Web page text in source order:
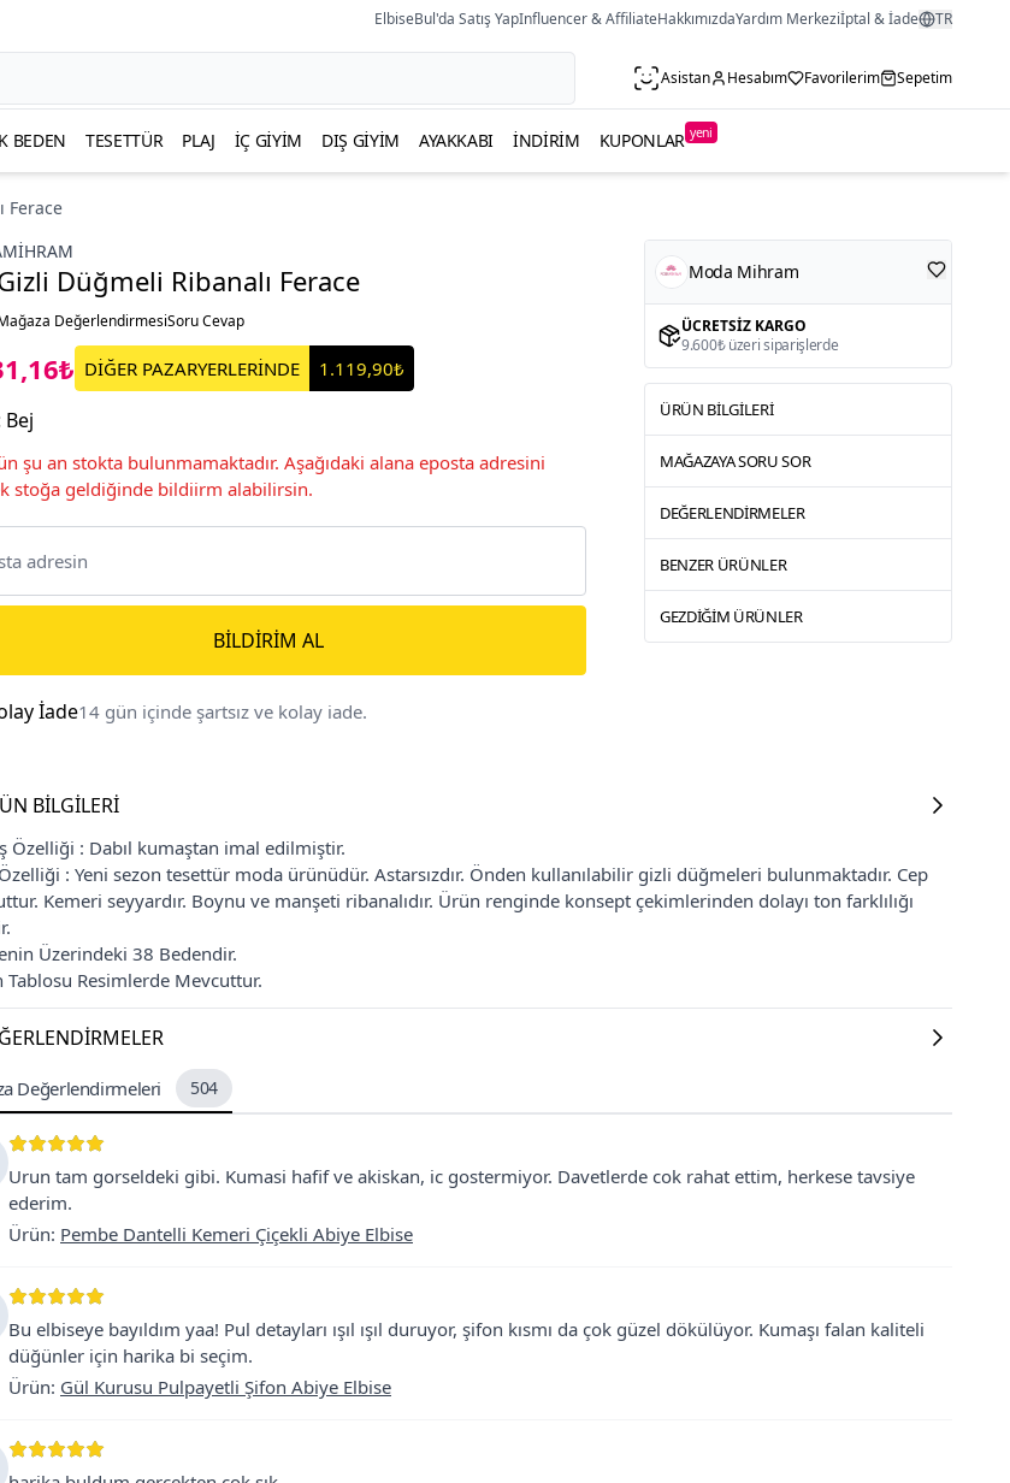
ElbiseBul'da Satış YapInfluencer & AffiliateHakkımızdaYardım Merkeziİptal & İade TR
Asistan Hesabım Favorilerim Sepetim
BEDEN TESETTÜR PLAJ İÇ GIYIM DIŞ GIYIM AYAKKABI İNDIRIM KUPONLAR yeni
Ferace
Düğmeli Ribanalı Ferace
DeğerlendirmesiSoru Cevap
DİĞER PAZARYERLERİNDE 1.119,90₺
Bej
şu an stokta bulunmamaktadır. Aşağıdaki alana eposta adresini
stoğa geldiğinde bildiirm alabilirsin.
BILDIRIM AL
İade14 gün içinde şartsız ve kolay iade.
Moda Mihram
ÜCRETSIZ KARGO
9.600₺ üzeri siparişlerde
ÜRÜN BILGILERI
MAĞAZAYA SORU SOR
DEĞERLENDIRMELER
BENZER ÜRÜNLER
GEZDIĞIM ÜRÜNLER
BILGILERI
Özelliği : Dabıl kumaştan imal edilmiştir.
: Yeni sezon tesettür moda ürünüdür. Astarsızdır. Önden kullanılabilir gizli düğmeleri bulunmaktadır. Cep
Kemeri seyyardır. Boynu ve manşeti ribanalıdır. Ürün renginde konsept çekimlerinden dolayı ton farklılığı
Üzerindeki 38 Bedendir.
Tablosu Resimlerde Mevcuttur.
Değerlendirmeleri 504
Urun tam gorseldeki gibi. Kumasi hafif ve akiskan, ic gostermiyor. Davetlerde cok rahat ettim, herkese tavsiye
ederim.
Ürün: Pembe Dantelli Kemeri Çiçekli Abiye Elbise
Bu elbiseye bayıldım yaa! Pul detayları ışıl ışıl duruyor, şifon kısmı da çok güzel dökülüyor. Kumaşı falan kaliteli
düğünler için harika bi seçim.
Ürün: Gül Kurusu Pulpayetli Şifon Abiye Elbise